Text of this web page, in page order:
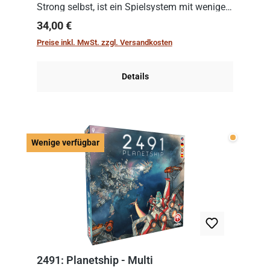
Strong selbst, ist ein Spielsystem mit wenigen,
einfachen Regeln. Um es zu spielen, muss es
immer mit einem Themenset ergänzt werden.
Regulärer Preis:
34,00 €
Preise inkl. MwSt. zzgl. Versandkosten
Details
Wenige verfügbar Wenige
2491: Planetship - Multi